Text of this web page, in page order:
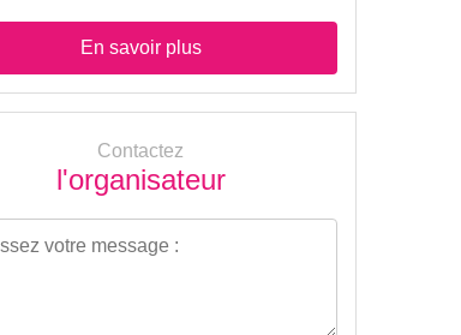
En savoir plus
Contactez
l'organisateur